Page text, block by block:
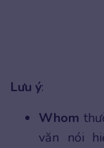
Lưu ý:
Whom
văn nói